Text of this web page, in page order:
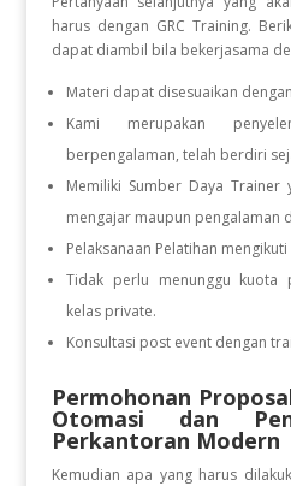
harus dengan GRC Training.
dapat diambil bila bekerjasama
Materi dapat disesuaikan
Kami merupakan
berpengalaman, telah berdiri
Memiliki Sumber Daya Trainer
mengajar maupun pengalaman
Pelaksanaan Pelatihan
Tidak perlu menunggu kuota
kelas private.
Konsultasi post event dengan
Permohonan
Otomasi dan
Perkantoran Modern
Kemudian apa yang harus